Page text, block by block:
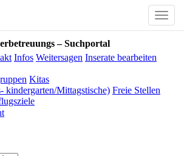
Toggle
– Suchportal
Infos Weitersagen Inserate bearbeiten
Kitas
kindergarten/Mittagstische) Freie Stellen